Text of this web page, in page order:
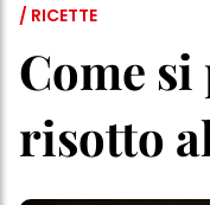
/ RICETTE
Come
risotto